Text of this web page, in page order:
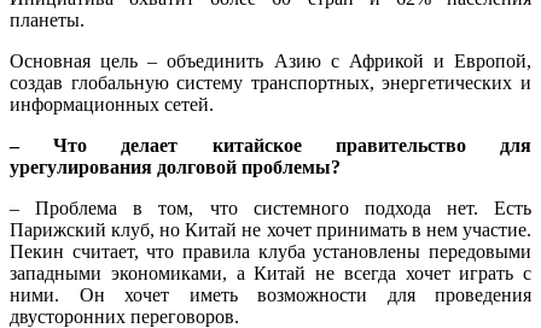
планеты.
Основная цель – объединить Азию с Африкой и Европой,
создав глобальную систему транспортных, энергетических и
информационных сетей.
– Что делает китайское правительство для
урегулирования долговой проблемы?
– Проблема в том, что системного подхода нет. Есть
Парижский клуб, но Китай не хочет принимать в нем участие.
Пекин считает, что правила клуба установлены передовыми
западными экономиками, а Китай не всегда хочет играть с
ними. Он хочет иметь возможности для проведения
двусторонних переговоров.